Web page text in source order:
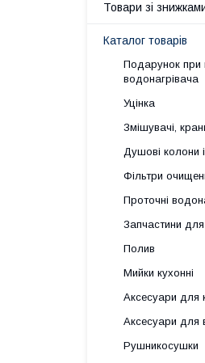
Товари зі
Каталог товарів
Подарунок при
водонагрівача
Уцінка
Змішувачі,
Душові колони
Фільтри
Проточні
Запчастини
Полив
Мийки кухонні
Аксесуари для
Аксесуари для
Рушникосушки